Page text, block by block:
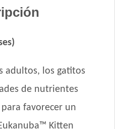
adultos, los gatitos
de nutrientes
favorecer un
Kitten